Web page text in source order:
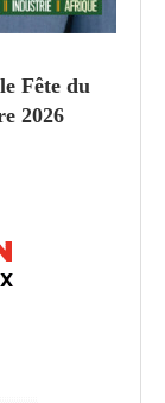
Fête du
2026